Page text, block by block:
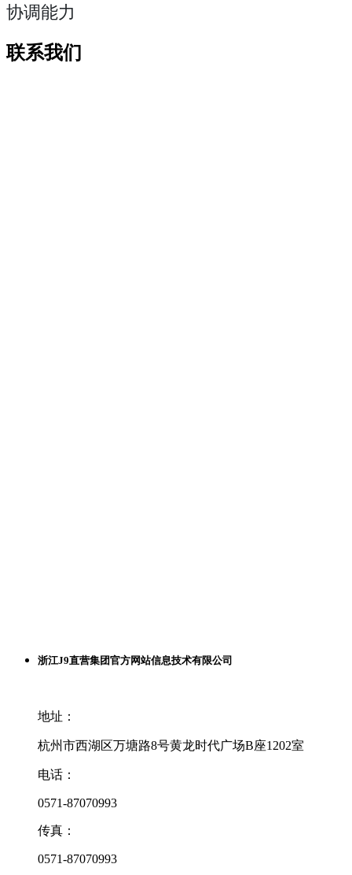
协调能力
联系我们
浙江J9直营集团官方网站信息技术有限公司
地址：
杭州市西湖区万塘路8号黄龙时代广场B座1202室
电话：
0571-87070993
传真：
0571-87070993